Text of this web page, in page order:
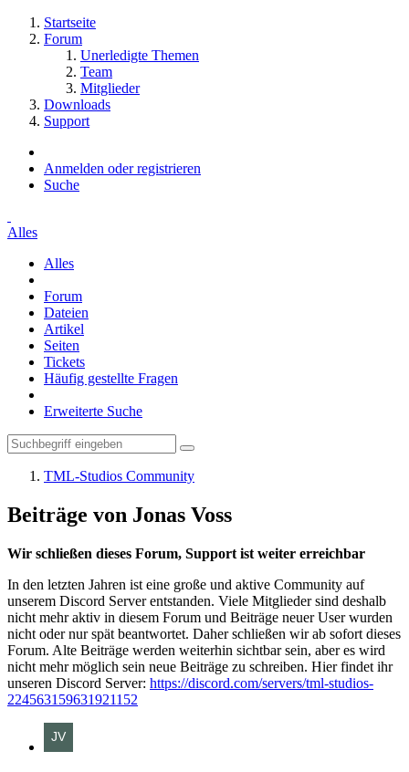
Startseite
Forum
Unerledigte Themen
Team
Mitglieder
Downloads
Support
Anmelden oder registrieren
Suche
Alles
Alles
Forum
Dateien
Artikel
Seiten
Tickets
Häufig gestellte Fragen
Erweiterte Suche
TML-Studios Community
Beiträge von Jonas Voss
Wir schließen dieses Forum, Support ist weiter erreichbar
In den letzten Jahren ist eine große und aktive Community auf
unserem Discord Server entstanden. Viele Mitglieder sind deshalb
nicht mehr aktiv in diesem Forum und Beiträge neuer User wurden
nicht oder nur spät beantwortet. Daher schließen wir ab sofort dieses
Forum. Alte Beiträge werden weiterhin sichtbar sein, aber es wird
nicht mehr möglich sein neue Beiträge zu schreiben. Hier findet ihr
unseren Discord Server: https://discord.com/servers/tml-studios-
224563159631921152